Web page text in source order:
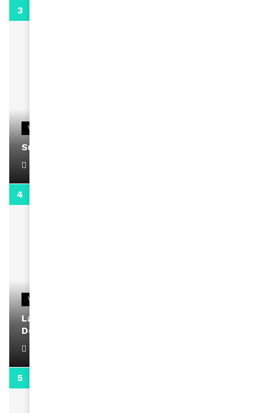
VIDEOS
Support Black Business Wee-kend
VIDEOS
La rubrique santé speciale coronavirus du
Docteur Makanda